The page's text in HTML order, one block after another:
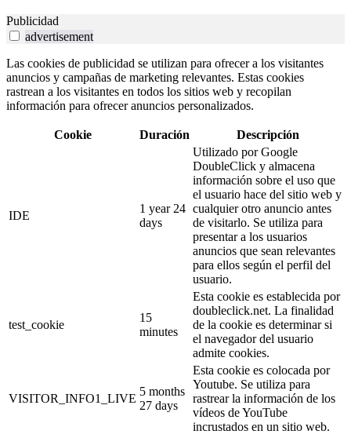
Publicidad
advertisement
Las cookies de publicidad se utilizan para ofrecer a los visitantes
anuncios y campañas de marketing relevantes. Estas cookies
rastrean a los visitantes en todos los sitios web y recopilan
información para ofrecer anuncios personalizados.
Cookie Duración Descripción
IDE
1 year 24
days
Utilizado por Google
DoubleClick y almacena
información sobre el uso que
el usuario hace del sitio web y
cualquier otro anuncio antes
de visitarlo. Se utiliza para
presentar a los usuarios
anuncios que sean relevantes
para ellos según el perfil del
usuario.
test_cookie
15
minutes
Esta cookie es establecida por
doubleclick.net. La finalidad
de la cookie es determinar si
el navegador del usuario
admite cookies.
VISITOR_INFO1_LIVE
5 months
27 days
Esta cookie es colocada por
Youtube. Se utiliza para
rastrear la información de los
vídeos de YouTube
incrustados en un sitio web.